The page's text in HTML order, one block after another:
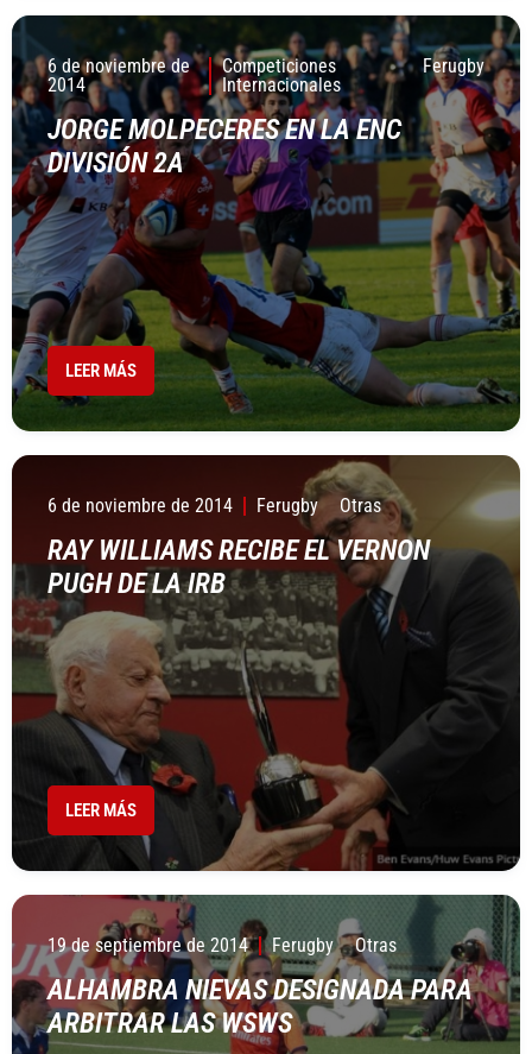
6 de noviembre de
2014
Competiciones
Internacionales
Ferugby
JORGE MOLPECERES EN LA ENC
DIVISIÓN 2A
LEER MÁS
6 de noviembre de 2014 Ferugby Otras
RAY WILLIAMS RECIBE EL VERNON
PUGH DE LA IRB
LEER MÁS
19 de septiembre de 2014 Ferugby Otras
ALHAMBRA NIEVAS DESIGNADA PARA
ARBITRAR LAS WSWS